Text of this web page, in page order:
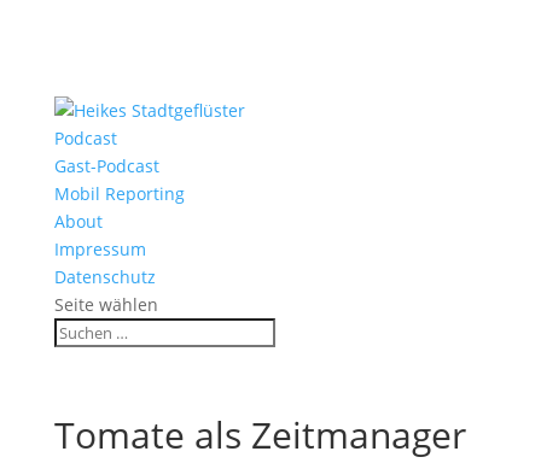
Podcast
Gast-Podcast
Mobil Reporting
About
Impressum
Datenschutz
Seite wählen
Tomate als Zeitmanager